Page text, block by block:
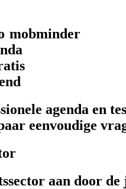
mobminder
agenda en
eenvoudige
aan door